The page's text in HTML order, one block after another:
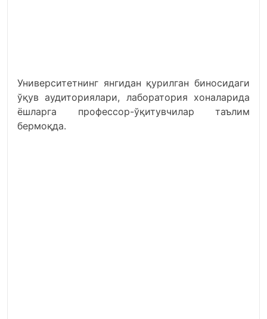
Университетнинг янгидан қурилган биносидаги
ўқув аудиториялари, лаборатория хоналарида
ёшларга профессор-ўқитувчилар таълим
бермоқда.